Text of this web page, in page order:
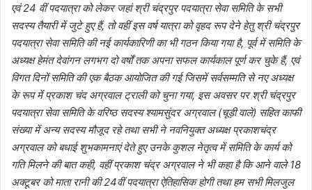
एवं 24 वीं पदयात्रा को लेकर जहां श्री चंद्रपुर पदयात्रा सेवा समिति के सभी
सदस्य तैयारी में जुटे हुए हैं, तो वहीं इस वर्ष यात्रा को वृहद रूप देने हेतु श्री चंद्रपुर
पदयात्रा सेवा समिति की नई कार्यकारिणी का भी गठन किया गया है, पूर्व में समिति के
अध्यक्ष हेमंत देवांगन लगभग दो वर्षों तक अपना सफल कार्यकाल पूर्ण कर चुके हैं, एवं
विगत दिनों समिति की एक बैठक आयोजित की गई जिसमें सर्वसम्मति से नए अध्यक्ष
के रूप में प्रकाश चंद अग्रवाल ट्राली को चुना गया, इस अवसर पर श्री चंद्रपुर
पदयात्रा सेवा समिति के वरिष्ठ सदस्य श्यामसुंदर अग्रवाल (चूड़ी वाले) सहित काफी
संख्या में अन्य सदस्य मौजूद रहे तथा सभी ने नवनियुक्त अध्यक्ष प्रकाशचंद्र
अग्रवाल को बधाई शुभकामनाएं देते हुए उनके कुशल नेतृत्व में समिति के कार्य को
गति मिलने की बात कही, वहीं प्रकाश चंद्र अग्रवाल ने भी कहा है कि आने वाले 18
अक्टूबर को माता रानी की 24वीं पदयात्रा ऐतिहासिक होगी तथा हम सभी मिलजुल